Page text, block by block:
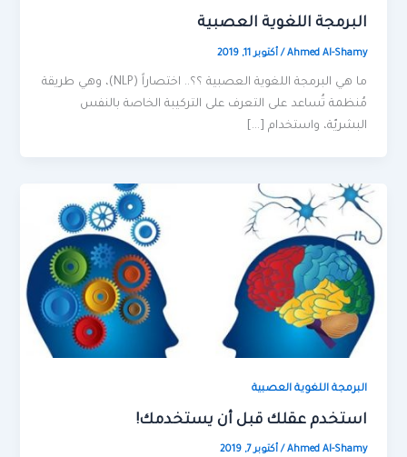
البرمجة اللغوية العصبية
Ahmed Al-Shamy
/أكتوبر 11, 2019
ما هي البرمجة اللغوية العصبية ؟؟.. اختصاراً (NLP)، وهي طريقة
مُنظمة تُساعد على التعرف على التركيبة الخاصة بالنفس
البشريّة، واستخدام […]
البرمجة اللغوية العصبية
استخدم عقلك قبل أن يستخدمك!
Ahmed Al-Shamy
/أكتوبر 7, 2019